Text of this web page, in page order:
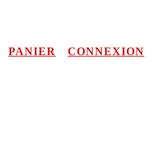
PANIER CONNEXION